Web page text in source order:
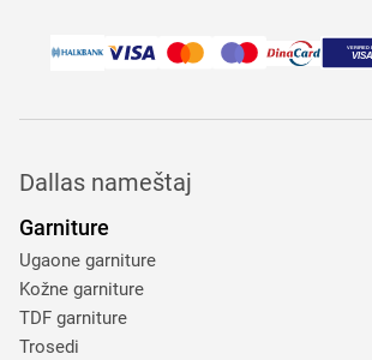
Dallas nameštaj
Garniture
Ugaone garniture
Kožne garniture
TDF garniture
Trosedi